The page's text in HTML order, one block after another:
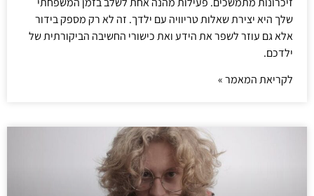
שלך היא יצירת שאלות טריוויה עם ילדך. זה לא רק מספק בידור
אלא גם עוזר לשפר את הידע ואת כישורי החשיבה הביקורתית של
ילדכם.
לקריאת המאמר »